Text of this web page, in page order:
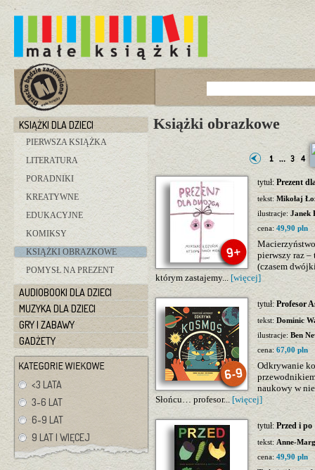
KSIĄŻKI DLA DZIECI
PIERWSZA KSIĄŻKA
LITERATURA
PORADNIKI
KREATYWNE
EDUKACYJNE
KOMIKSY
KSIĄŻKI OBRAZKOWE
POMYSŁ NA PREZENT
AUDIOBOOKI DLA DZIECI
MUZYKA DLA DZIECI
GRY I ZABAWY
GADŻETY
<3 LATA
3-6 LAT
6-9 LAT
9 LAT I WIĘCEJ
Książki obrazkowe
tytuł: Prezent
tekst: Mikołaj
ilustracje: Janek
cena: 49,90 pln
pierwszy raz –
(czasem
którym zastajemy... [więcej]
tytuł:Profesor
tekst: Dominic
ilustracje: Ben
cena: 67,00 pln
Odkrywanie
naukowy w
Słońcu… profesor...[więcej]
tytuł: Przed i po
tekst: Anne-
cena: 49,90 pln